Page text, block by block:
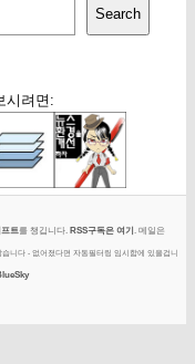
Search
시려면:
트를 챙깁니다. RSS구독은 여기. 메일은
니다 - 없어졌다면 자동필터링 임시함에 있을겁니